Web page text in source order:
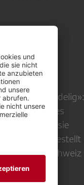
nicht
als «untadelig»:
nämlich es
sprechen, ja sie
wurden dargestellt
in der Schweiz